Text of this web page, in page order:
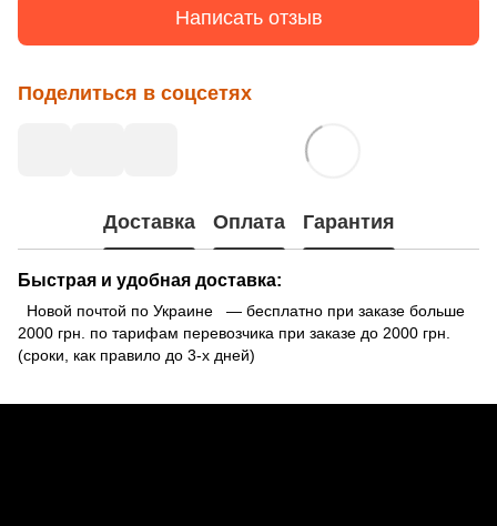
Написать отзыв
Поделиться в соцсетях
Доставка Оплата Гарантия
Быстрая и удобная доставка:
Новой почтой по Украине — бесплатно при заказе больше
2000 грн. по тарифам перевозчика при заказе до 2000 грн.
(сроки, как правило до 3-х дней)